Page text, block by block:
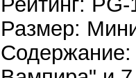
Размер:
Содержание: